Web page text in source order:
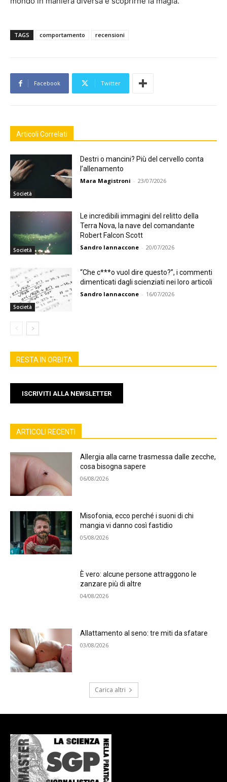
TAGS comportamento recensioni
Facebook Twitter
Articoli Correlati
Società
Destri o mancini? Più del cervello conta
l’allenamento
Mara Magistroni - 23/07/2026
Società
Le incredibili immagini del relitto della
Terra Nova, la nave del comandante
Robert Falcon Scott
Sandro Iannaccone - 20/07/2026
Società
“Che c***o vuol dire questo?”, i commenti
dimenticati dagli scienziati nei loro articoli
Sandro Iannaccone - 16/07/2026
RESTA IN ORBITA
ISCRIVITI ALLA NEWSLETTER
ARTICOLI RECENTI
Allergia alla carne trasmessa dalle zecche,
cosa bisogna sapere
06/08/2026
Misofonia, ecco perché i suoni di chi
mangia vi danno così fastidio
05/08/2026
È vero: alcune persone attraggono le
zanzare più di altre
04/08/2026
Allattamento al seno: tre miti da sfatare
03/08/2026
Carica altri